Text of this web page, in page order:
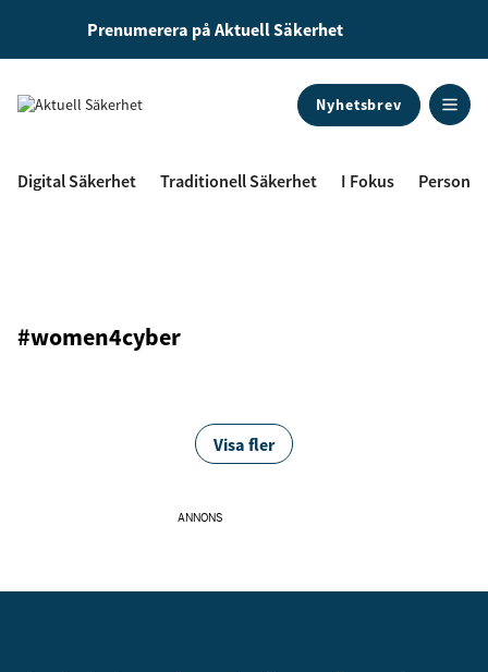
Prenumerera på Aktuell Säkerhet
Nyhetsbrev
Digital Säkerhet Traditionell Säkerhet I Fokus
#women4cyber
Visa fler
ANNONS